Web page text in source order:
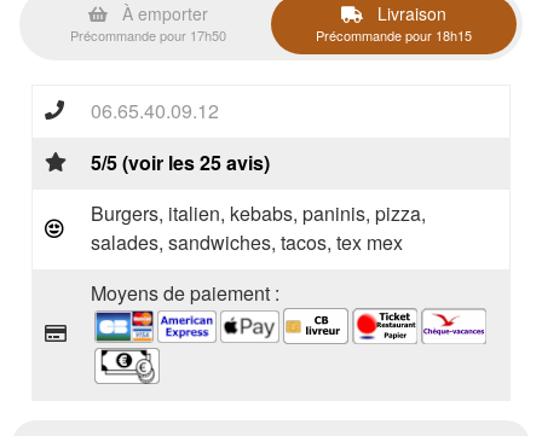
À emporter
Précommande pour 17h50
Livraison
Précommande pour 18h15
06.65.40.09.12
5/5 (voir les 25 avis)
Burgers, italien, kebabs, paninis, pizza,
salades, sandwiches, tacos, tex mex
Moyens de paiement :